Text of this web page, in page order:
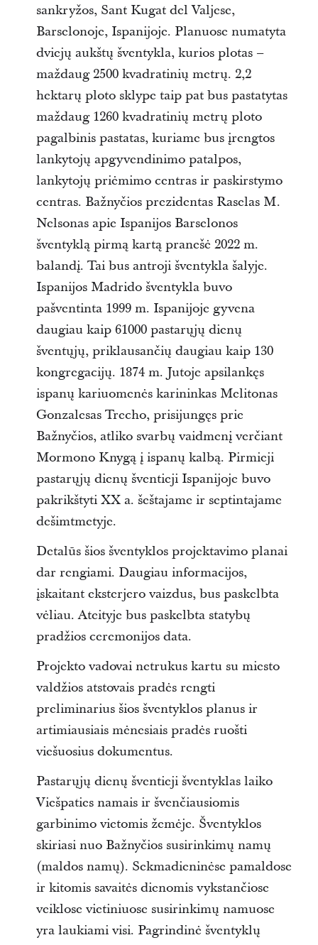
sankryžos, Sant Kugat del Valjese,
Barselonoje, Ispanijoje. Planuose numatyta
dviejų aukštų šventykla, kurios plotas –
maždaug 2500 kvadratinių metrų. 2,2
hektarų ploto sklype taip pat bus pastatytas
maždaug 1260 kvadratinių metrų ploto
pagalbinis pastatas, kuriame bus įrengtos
lankytojų apgyvendinimo patalpos,
lankytojų priėmimo centras ir paskirstymo
centras. Bažnyčios prezidentas Raselas M.
Nelsonas apie Ispanijos Barselonos
šventyklą pirmą kartą pranešė 2022 m.
balandį. Tai bus antroji šventykla šalyje.
Ispanijos Madrido šventykla buvo
pašventinta 1999 m. Ispanijoje gyvena
daugiau kaip 61000 pastarųjų dienų
šventųjų, priklausančių daugiau kaip 130
kongregacijų. 1874 m. Jutoje apsilankęs
ispanų kariuomenės karininkas Melitonas
Gonzalesas Trecho, prisijungęs prie
Bažnyčios, atliko svarbų vaidmenį verčiant
Mormono Knygą į ispanų kalbą. Pirmieji
pastarųjų dienų šventieji Ispanijoje buvo
pakrikštyti XX a. šeštajame ir septintajame
dešimtmetyje.
Detalūs šios šventyklos projektavimo planai
dar rengiami. Daugiau informacijos,
įskaitant eksterjero vaizdus, bus paskelbta
vėliau. Ateityje bus paskelbta statybų
pradžios ceremonijos data.
Projekto vadovai netrukus kartu su miesto
valdžios atstovais pradės rengti
preliminarius šios šventyklos planus ir
artimiausiais mėnesiais pradės ruošti
viešuosius dokumentus.
Pastarųjų dienų šventieji šventyklas laiko
Viešpaties namais ir švenčiausiomis
garbinimo vietomis žemėje. Šventyklos
skiriasi nuo Bažnyčios susirinkimų namų
(maldos namų). Sekmadieninėse pamaldose
ir kitomis savaitės dienomis vykstančiose
veiklose vietiniuose susirinkimų namuose
yra laukiami visi. Pagrindinė šventyklų